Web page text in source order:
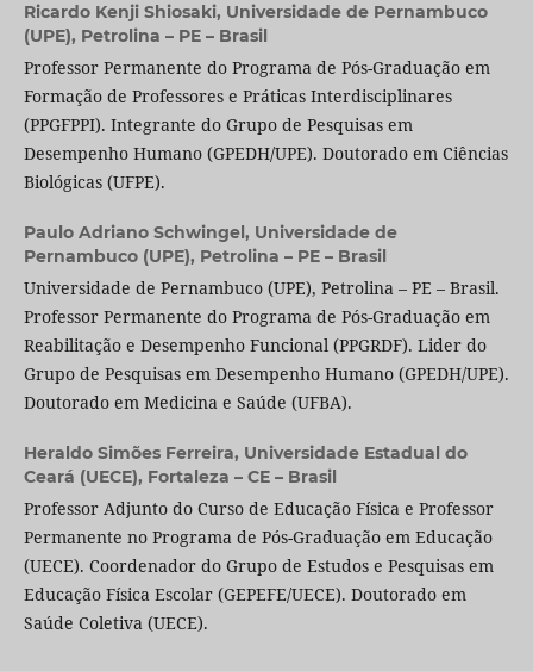
Ricardo Kenji Shiosaki, Universidade de Pernambuco
(UPE), Petrolina – PE – Brasil
Professor Permanente do Programa de Pós-Graduação em
Formação de Professores e Práticas Interdisciplinares
(PPGFPPI). Integrante do Grupo de Pesquisas em
Desempenho Humano (GPEDH/UPE). Doutorado em Ciências
Biológicas (UFPE).
Paulo Adriano Schwingel, Universidade de
Pernambuco (UPE), Petrolina – PE – Brasil
Universidade de Pernambuco (UPE), Petrolina – PE – Brasil.
Professor Permanente do Programa de Pós-Graduação em
Reabilitação e Desempenho Funcional (PPGRDF). Lider do
Grupo de Pesquisas em Desempenho Humano (GPEDH/UPE).
Doutorado em Medicina e Saúde (UFBA).
Heraldo Simões Ferreira, Universidade Estadual do
Ceará (UECE), Fortaleza – CE – Brasil
Professor Adjunto do Curso de Educação Física e Professor
Permanente no Programa de Pós-Graduação em Educação
(UECE). Coordenador do Grupo de Estudos e Pesquisas em
Educação Física Escolar (GEPEFE/UECE). Doutorado em
Saúde Coletiva (UECE).